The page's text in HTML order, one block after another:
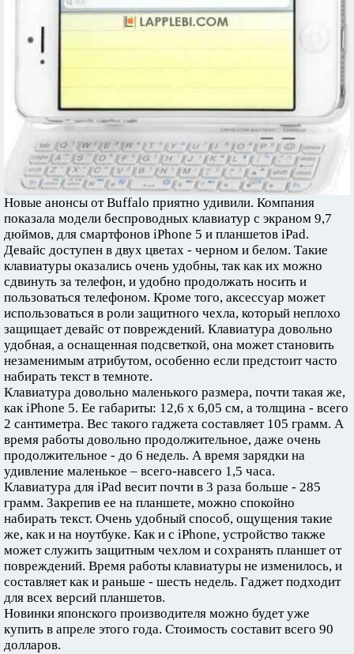
Новые анонсы от Buffalo приятно удивили. Компания
показала модели беспроводных клавиатур с экраном 9,7
дюймов, для смартфонов iPhone 5 и планшетов iPad.
Девайс доступен в двух цветах - черном и белом. Такие
клавиатуры оказались очень удобны, так как их можно
сдвинуть за телефон, и удобно продолжать носить и
пользоваться телефоном. Кроме того, аксессуар может
использоваться в роли защитного чехла, который неплохо
защищает девайс от повреждений. Клавиатура довольно
удобная, а оснащенная подсветкой, она может становить
незаменимым атрибутом, особенно если предстоит часто
набирать текст в темноте.
Клавиатура довольно маленького размера, почти такая же,
как iPhone 5. Ее габариты: 12,6 х 6,05 см, а толщина - всего
2 сантиметра. Вес такого гаджета составляет 105 грамм. А
время работы довольно продолжительное, даже очень
продолжительное - до 6 недель. А время зарядки на
удивление маленькое – всего-навсего 1,5 часа.
Клавиатура для iPad весит почти в 3 раза больше - 285
грамм. Закрепив ее на планшете, можно спокойно
набирать текст. Очень удобный способ, ощущения такие
же, как и на ноутбуке. Как и с iPhone, устройство также
может служить защитным чехлом и сохранять планшет от
повреждений. Время работы клавиатуры не изменилось, и
составляет как и раньше - шесть недель. Гаджет подходит
для всех версий планшетов.
Новинки японского производителя можно будет уже
купить в апреле этого года. Стоимость составит всего 90
долларов.